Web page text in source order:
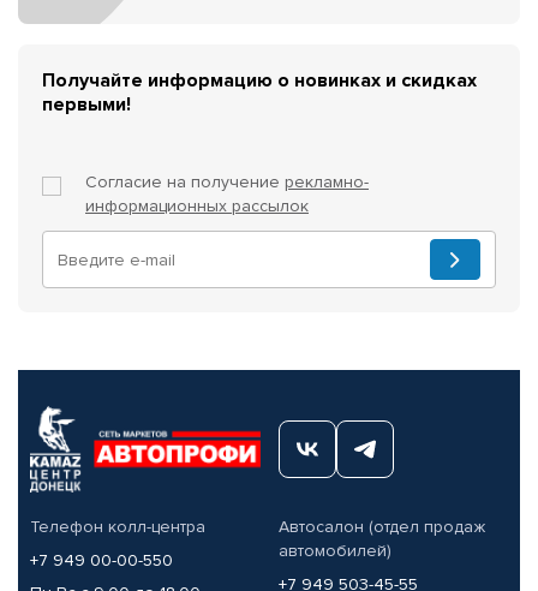
Получайте информацию о новинках и скидках
первыми!
Согласие на получение рекламно-
информационных рассылок
Телефон колл-центра
+7 949 00-00-550
Автосалон (отдел продаж
автомобилей)
+7 949 503-45-55